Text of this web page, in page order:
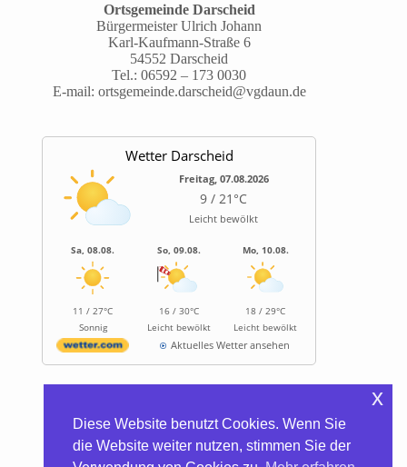
Ortsgemeinde Darscheid
Bürgermeister Ulrich Johann
Karl-Kaufmann-Straße 6
54552 Darscheid
Tel.:06592 – 173 0030
E-mail: ortsgemeinde.darscheid@vgdaun.de
Wetter Darscheid
Freitag, 07.08.2026
9 / 21°C
Leicht bewölkt
Sa, 08.08.
11 / 27°C
Sonnig
So, 09.08.
16 / 30°C
Leicht bewölkt
Mo, 10.08.
18 / 29°C
Leicht bewölkt
Aktuelles Wetter ansehen
Biocontainer
Trinkwasserhärte
Diese Website benutzt Cookies. Wenn Sie
die Website weiter nutzen, stimmen Sie der
x